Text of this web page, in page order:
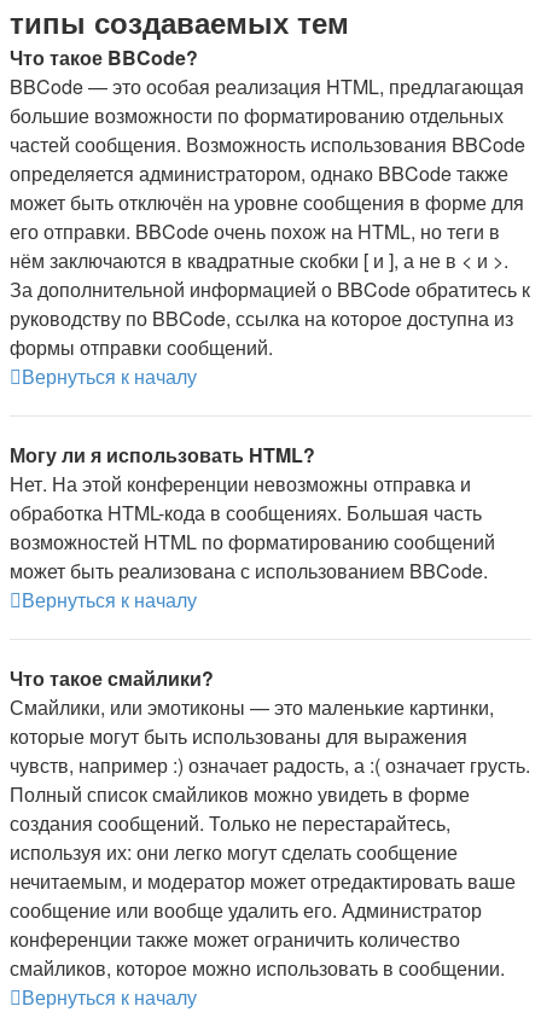
типы создаваемых тем
Что такое BBCode?
BBCode — это особая реализация HTML, предлагающая
большие возможности по форматированию отдельных
частей сообщения. Возможность использования BBCode
определяется администратором, однако BBCode также
может быть отключён на уровне сообщения в форме для
его отправки. BBCode очень похож на HTML, но теги в
нём заключаются в квадратные скобки [ и ], а не в < и >.
За дополнительной информацией о BBCode обратитесь к
руководству по BBCode, ссылка на которое доступна из
формы отправки сообщений.
Вернуться к началу
Могу ли я использовать HTML?
Нет. На этой конференции невозможны отправка и
обработка HTML-кода в сообщениях. Большая часть
возможностей HTML по форматированию сообщений
может быть реализована с использованием BBCode.
Вернуться к началу
Что такое смайлики?
Смайлики, или эмотиконы — это маленькие картинки,
которые могут быть использованы для выражения
чувств, например :) означает радость, а :( означает грусть.
Полный список смайликов можно увидеть в форме
создания сообщений. Только не перестарайтесь,
используя их: они легко могут сделать сообщение
нечитаемым, и модератор может отредактировать ваше
сообщение или вообще удалить его. Администратор
конференции также может ограничить количество
смайликов, которое можно использовать в сообщении.
Вернуться к началу